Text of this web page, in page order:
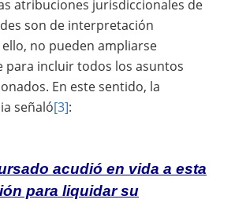
atribuciones jurisdiccionales de
son de interpretación
no pueden ampliarse
para incluir todos los asuntos
En este sentido, la
señaló[3]:
acudió en vida a esta
para liquidar su